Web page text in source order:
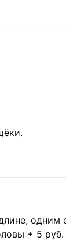
одним
+ 5 руб.